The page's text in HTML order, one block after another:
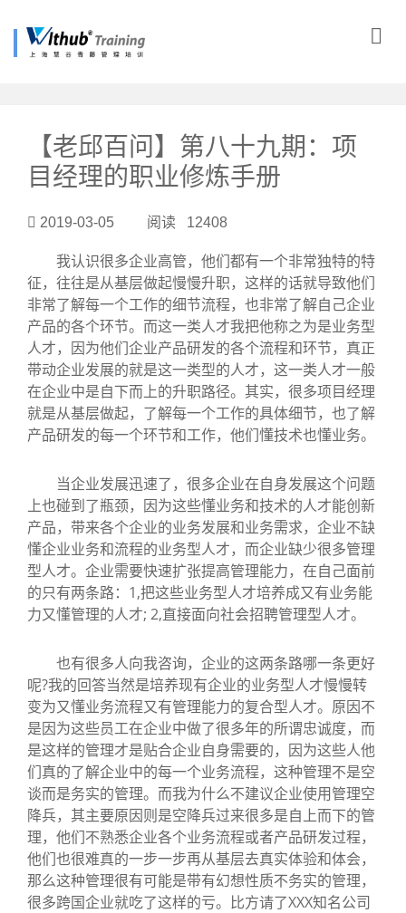
【老邱百问】第八十九期：项
目经理的职业修炼手册
2019-03-05 阅读 12408
我认识很多企业高管，他们都有一个非常独特的特
征，往往是从基层做起慢慢升职，这样的话就导致他们
非常了解每一个工作的细节流程，也非常了解自己企业
产品的各个环节。而这一类人才我把他称之为是业务型
人才，因为他们企业产品研发的各个流程和环节，真正
带动企业发展的就是这一类型的人才，这一类人才一般
在企业中是自下而上的升职路径。其实，很多项目经理
就是从基层做起，了解每一个工作的具体细节，也了解
产品研发的每一个环节和工作，他们懂技术也懂业务。
当企业发展迅速了，很多企业在自身发展这个问题
上也碰到了瓶颈，因为这些懂业务和技术的人才能创新
产品，带来各个企业的业务发展和业务需求，企业不缺
懂企业业务和流程的业务型人才，而企业缺少很多管理
型人才。企业需要快速扩张提高管理能力，在自己面前
的只有两条路：1,把这些业务型人才培养成又有业务能
力又懂管理的人才; 2,直接面向社会招聘管理型人才。
也有很多人向我咨询，企业的这两条路哪一条更好
呢?我的回答当然是培养现有企业的业务型人才慢慢转
变为又懂业务流程又有管理能力的复合型人才。原因不
是因为这些员工在企业中做了很多年的所谓忠诚度，而
是这样的管理才是贴合企业自身需要的，因为这些人他
们真的了解企业中的每一个业务流程，这种管理不是空
谈而是务实的管理。而我为什么不建议企业使用管理空
降兵，其主要原因则是空降兵过来很多是自上而下的管
理，他们不熟悉企业各个业务流程或者产品研发过程，
他们也很难真的一步一步再从基层去真实体验和体会，
那么这种管理很有可能是带有幻想性质不务实的管理，
很多跨国企业就吃了这样的亏。比方请了XXX知名公司